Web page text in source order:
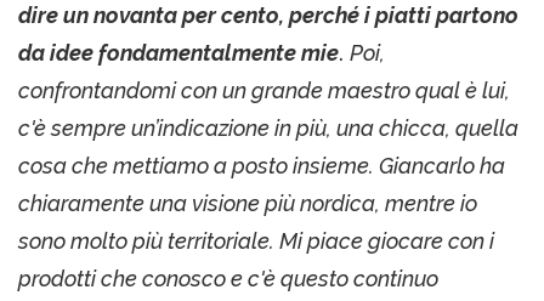
dire un novanta per cento, perché i piatti partono
da idee fondamentalmente mie. Poi,
confrontandomi con un grande maestro qual è lui,
c'è sempre un’indicazione in più, una chicca, quella
cosa che mettiamo a posto insieme. Giancarlo ha
chiaramente una visione più nordica, mentre io
sono molto più territoriale. Mi piace giocare con i
prodotti che conosco e c'è questo continuo